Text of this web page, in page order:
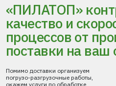
«ПИЛАТОП»
качество и
процессовот
поставки на ваш
Помимо доставки организуем
погрузо-разгрузочные работы,
окажем услуги по обработке